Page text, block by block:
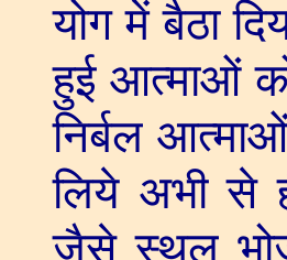
योग में बैठा
हुई आत्माओं
निर्बल
लिये अभी से
जैसे स्थूल